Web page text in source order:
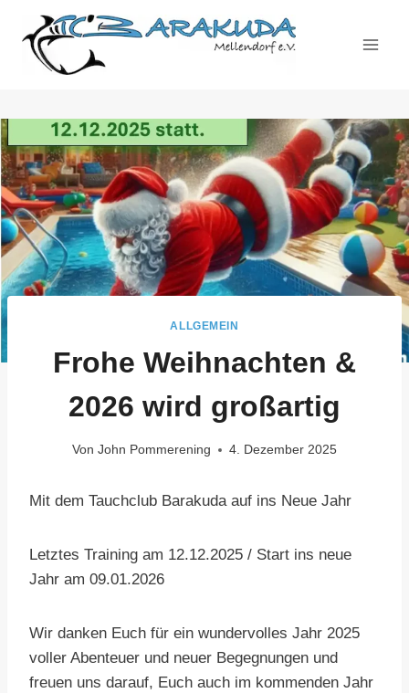
Inhalt
springen
ALLGEMEIN
Frohe Weihnachten &
2026 wird großartig
Von John Pommerening 4. Dezember 2025
Mit dem Tauchclub Barakuda auf ins Neue Jahr
Letztes Training am 12.12.2025 / Start ins neue
Jahr am 09.01.2026
Wir danken Euch für ein wundervolles Jahr 2025
voller Abenteuer und neuer Begegnungen und
freuen uns darauf, Euch auch im kommenden Jahr